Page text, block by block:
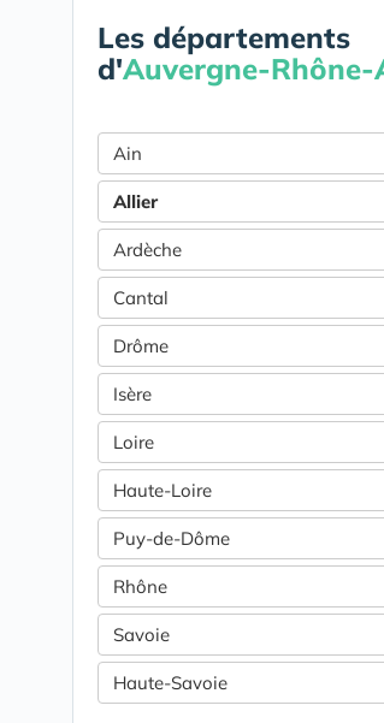
Les départements
d'Auvergne-Rhône-
Ain
Allier
Ardèche
Cantal
Drôme
Isère
Loire
Haute-Loire
Puy-de-Dôme
Rhône
Savoie
Haute-Savoie